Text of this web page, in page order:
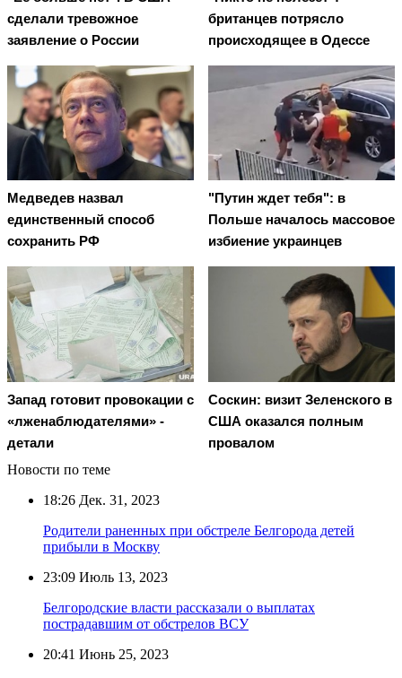
сделали тревожное
заявление о России
британцев потрясло
происходящее в Одессе
Медведев назвал
единственный способ
сохранить РФ
"Путин ждет тебя": в
Польше началось массовое
избиение украинцев
Запад готовит провокации с
«лженаблюдателями» -
детали
Соскин: визит Зеленского в
США оказался полным
провалом
Новости по теме
18:26 Дек. 31, 2023
Родители раненных при обстреле Белгорода детей
прибыли в Москву
23:09 Июль 13, 2023
Белгородские власти рассказали о выплатах
пострадавшим от обстрелов ВСУ
20:41 Июнь 25, 2023